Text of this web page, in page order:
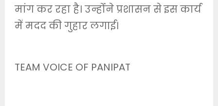
मांग कर रहा है। उन्होंंने प्रशासन से इस कार्य
में मदद की गुहार लगाई।
TEAM VOICE OF PANIPAT